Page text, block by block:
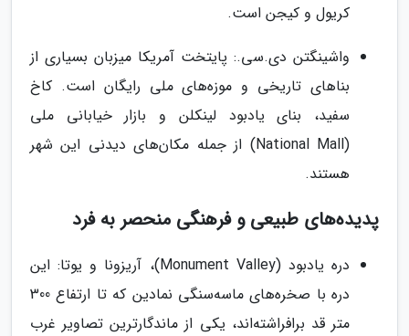
کریول و کیجن است.
واشینگتن دی.سی.: پایتخت آمریکا میزبان بسیاری از
بناهای تاریخی و موزه‌های ملی رایگان است. کاخ
سفید، بنای یادبود لینکلن و بازار خیابانی ملی
(National Mall) از جمله مکان‌های دیدنی این شهر
هستند.
پدیده‌های طبیعی و فرهنگی منحصر به فرد
دره یادبود (Monument Valley)، آریزونا و یوتا: این
دره با صخره‌های ماسه‌سنگی نمادین که تا ارتفاع 300
متر قد برافراشته‌اند، یکی از ماندگارترین تصاویر غرب